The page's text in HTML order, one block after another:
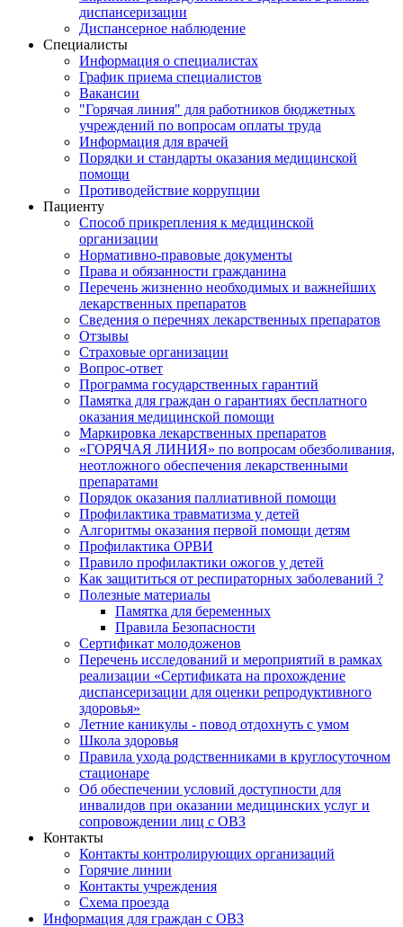
диспансеризации
Диспансерное наблюдение
Специалисты
Информация о специалистах
График приема специалистов
Вакансии
"Горячая линия" для работников бюджетных
учреждений по вопросам оплаты труда
Информация для врачей
Порядки и стандарты оказания медицинской
помощи
Противодействие коррупции
Пациенту
Способ прикрепления к медицинской
организации
Нормативно-правовые документы
Права и обязанности гражданина
Перечень жизненно необходимых и важнейших
лекарственных препаратов
Сведения о перечнях лекарственных препаратов
Отзывы
Страховые организации
Вопрос-ответ
Программа государственных гарантий
Памятка для граждан о гарантиях бесплатного
оказания медицинской помощи
Маркировка лекарственных препаратов
«ГОРЯЧАЯ ЛИНИЯ» по вопросам обезболивания,
неотложного обеспечения лекарственными
препаратами
Порядок оказания паллиативной помощи
Профилактика травматизма у детей
Алгоритмы оказания первой помощи детям
Профилактика ОРВИ
Правило профилактики ожогов у детей
Как защититься от респираторных заболеваний ?
Полезные материалы
Памятка для беременных
Правила Безопасности
Сертификат молодоженов
Перечень исследований и мероприятий в рамках
реализации «Сертификата на прохождение
диспансеризации для оценки репродуктивного
здоровья»
Летние каникулы - повод отдохнуть с умом
Школа здоровья
Правила ухода родственниками в круглосуточном
стационаре
Об обеспечении условий доступности для
инвалидов при оказании медицинских услуг и
сопровождении лиц с ОВЗ
Контакты
Контакты контролирующих организаций
Горячие линии
Контакты учреждения
Схема проезда
Информация для граждан с ОВЗ